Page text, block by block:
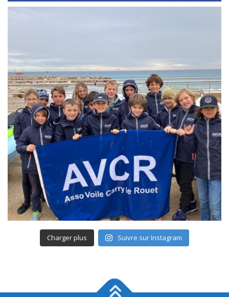
Charger plus Suivre sur Instagram